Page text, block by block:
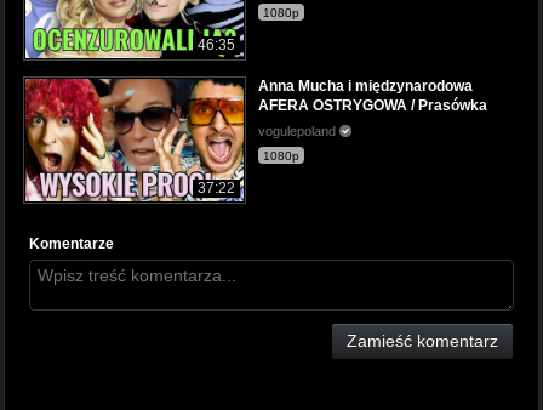
46:35
1080p
37:22
Anna Mucha i międzynarodowa
AFERA OSTRYGOWA / Prasówka
vogulepoland
1080p
Komentarze
Zamieść komentarz